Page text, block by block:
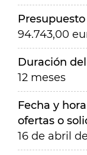
94.743,00
Duración
12 meses
Fecha y
ofertas o
16 de abril